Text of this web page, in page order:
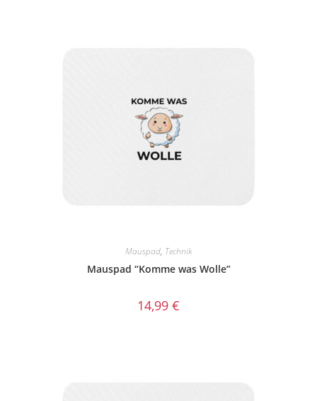
Mauspad, Technik
Mauspad “Komme was Wolle”
14,99 €